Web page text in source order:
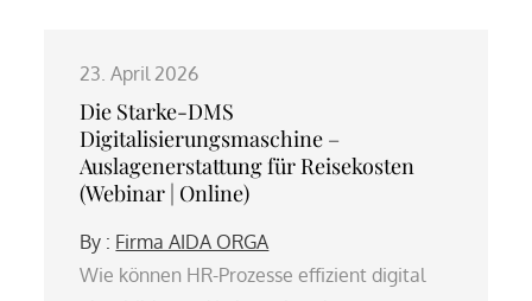
23. April 2026
Die Starke-DMS
Digitalisierungsmaschine –
Auslagenerstattung für Reisekosten
(Webinar | Online)
By : Firma AIDA ORGA
Wie können HR-Prozesse effizient digital